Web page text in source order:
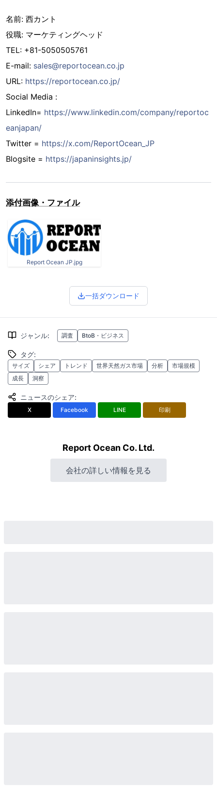
名前: 西カント
役職: マーケティングヘッド
TEL: +81-5050505761
E-mail: sales@reportocean.co.jp
URL: https://reportocean.co.jp/
Social Media :
LinkedIn= https://www.linkedin.com/company/reportoc
eanjapan/
Twitter = https://x.com/ReportOcean_JP
Blogsite = https://japaninsights.jp/
添付画像・ファイル
Report Ocean JP.jpg
一括ダウンロード
ジャンル: 調査 BtoB・ビジネス
タグ:
サイズ シェア トレンド 世界天然ガス市場 分析
市場規模
成長
洞察
ニュースのシェア:
X Facebook LINE 印刷
Report Ocean Co. Ltd.
会社の詳しい情報を見る